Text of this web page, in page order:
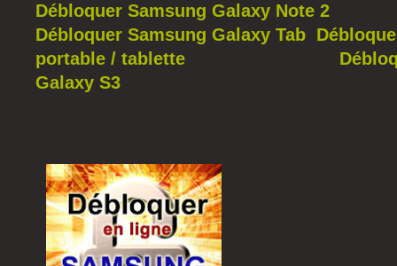
Débloquer Samsung Galaxy Note 2
Débloquer Samsung Galaxy Tab
portable / tablette
Galaxy S3